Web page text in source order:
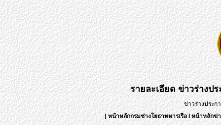
รายละเอียดข่าวร่างป
ข่าวร่างประก
[หน้าหลักกรมช่างโยธาทหารเรือlหน้าหลักข่